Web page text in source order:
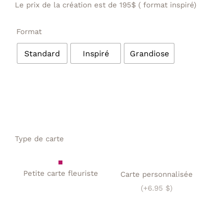
Le prix de la création est de 195$ ( format inspiré)
Format
Standard Inspiré Grandiose
Type de carte
Petite carte fleuriste
Carte personnalisée
(+6.95 $)